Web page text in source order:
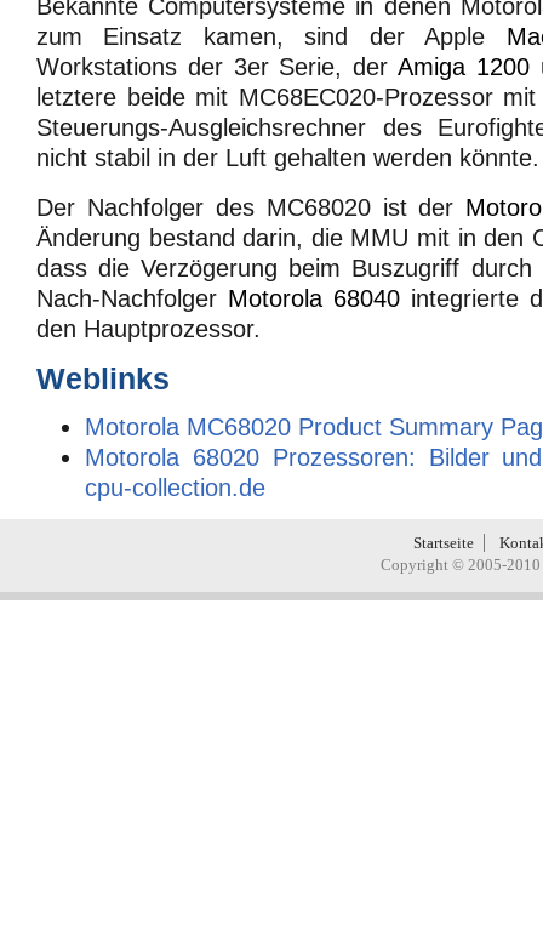
Bekannte Computersysteme in denen
zum Einsatz kamen, sind der Apple
Workstations der 3er Serie, der Amiga 1200
letztere beide mit MC68EC020-Prozessor
Steuerungs-Ausgleichsrechner des
nicht stabil in der Luft gehalten werden könnte.
Der Nachfolger des MC68020 ist der
Änderung bestand darin, die MMU mit in den
dass die Verzögerung beim Buszugriff
Nach-Nachfolger Motorola 68040 integrierte
den Hauptprozessor.
Weblinks
Motorola MC68020 Product Summary
Motorola 68020 Prozessoren: Bilder
cpu-collection.de
Startseite
Copyright © 2005-2010